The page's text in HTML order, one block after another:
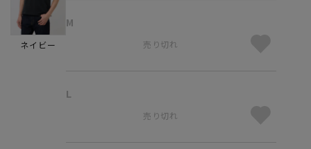
ネイビー
M
売り切れ
L
売り切れ